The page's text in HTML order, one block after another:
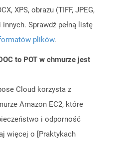
XPS, obrazu (TIFF, JPEG,
innych. Sprawdź pełną listę
plików.
to POT w chmurze jest
Cloud korzysta z
Amazon EC2, które
i odporność
więcej o [Praktykach